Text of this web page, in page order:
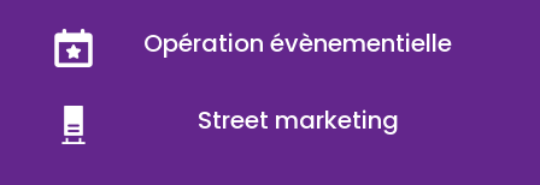
Opération évènementielle
Street marketing